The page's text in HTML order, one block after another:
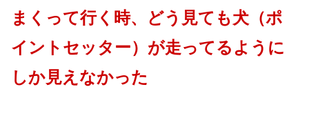
まくって行く時、どう見ても犬（ポ
イントセッター）が走ってるように
しか見えなかった